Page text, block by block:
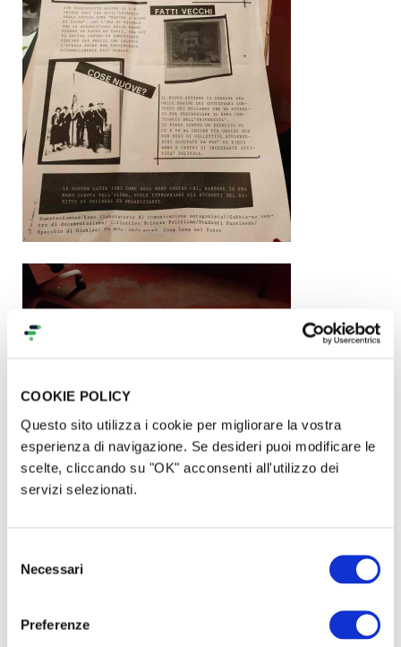
COOKIE POLICY
Questo sito utilizza i cookie per migliorare la vostra
esperienza di navigazione. Se desideri puoi modificare le
scelte, cliccando su "OK" acconsenti all'utilizzo dei
servizi selezionati.
delNecessari
Preferenze